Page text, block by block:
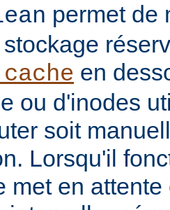
permet de
en
ou d'inodes
soit
Lorsqu'il
met en